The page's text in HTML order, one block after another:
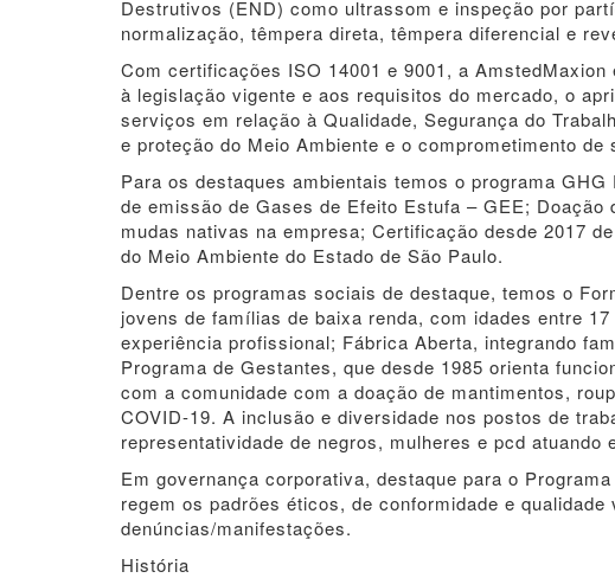
Destrutivos (END) como ultrassom e inspeção por
normalização, têmpera direta, têmpera diferencial e
Com certificações ISO 14001 e 9001, a
à legislação vigente e aos requisitos do mercado, o
serviços em relação à Qualidade, Segurança do
e proteção do Meio Ambiente e o comprometimento
Para os destaques ambientais temos o programa
de emissão de Gases de Efeito Estufa – GEE;
mudas nativas na empresa; Certificação desde 2017
do Meio Ambiente do Estado de São Paulo.
Dentre os programas sociais de destaque, temos o
jovens de famílias de baixa renda, com idades entre
experiência profissional; Fábrica Aberta, integrando
Programa de Gestantes, que desde 1985 orienta
com a comunidade com a doação de mantimentos,
COVID-19. A inclusão e diversidade nos postos de
representatividade de negros, mulheres e pcd atuando
Em governança corporativa, destaque para o
regem os padrões éticos, de conformidade e
denúncias/manifestações.
História